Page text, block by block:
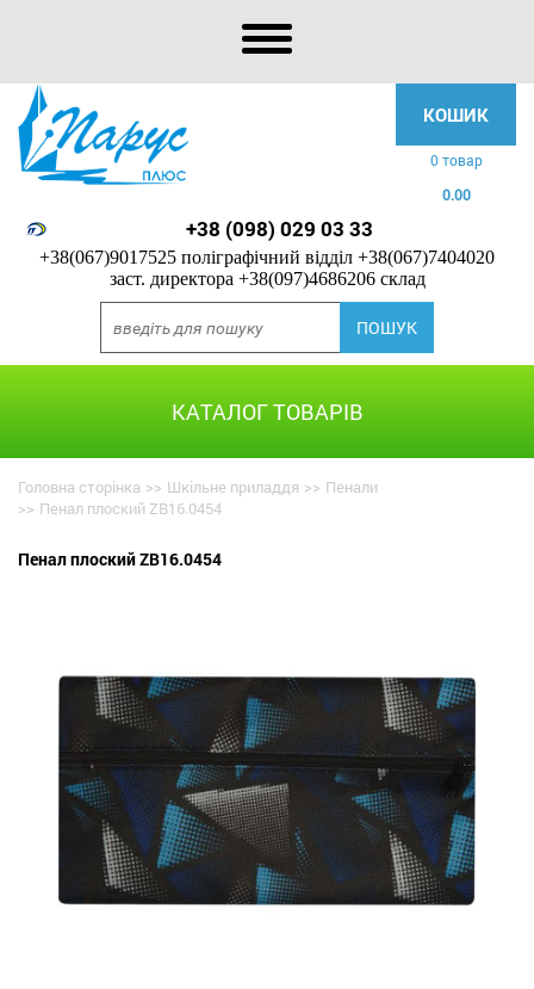
КОШИК
0 товар
0.00
+38 (098) 029 03 33
+38(067)9017525 поліграфічний відділ +38(067)7404020
заст. директора +38(097)4686206 склад
КАТАЛОГ ТОВАРІВ
Головна сторінка >> Шкільне приладдя >> Пенали
>> Пенал плоский ZB16.0454
Пенал плоский ZB16.0454